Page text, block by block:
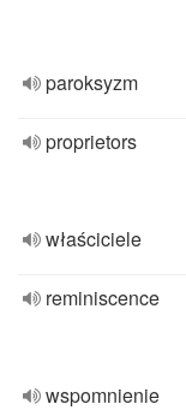
paroksyzm
proprietors
właściciele
reminiscence
wspomnienie